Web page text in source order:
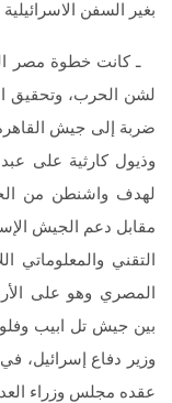
بغير السفن الاسرائيلية
ـ كانت خطوة مصر
لشن الحرب، وتحقيق
ضربة إلى جيش
وذيول كارثية على
لهدف واشنطن من
مقابل دعم الجيش
التقني والمعلوماتي
المصري وهو على
بين جيش تل ابيب
وزير دفاع إسرائيل،
عقده مجلس وزراء